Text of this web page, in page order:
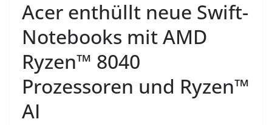
Acer enthüllt neue Swift-
Notebooks mit AMD
Ryzen™ 8040
Prozessoren und Ryzen™
AI